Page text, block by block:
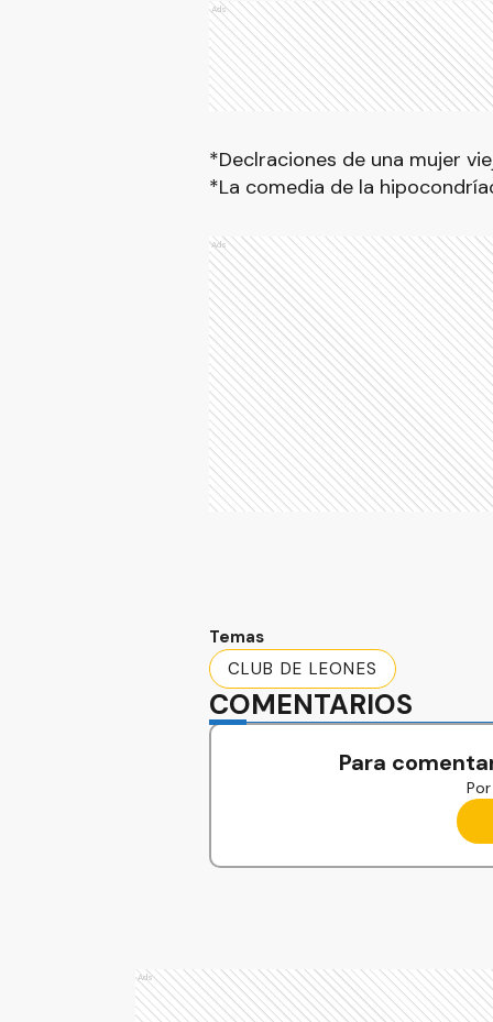
Ads
*Declraciones de una mujer
*La comedia de la
Ads
Temas
CLUB DE LEONES
COMENTARIOS
Para
Ads